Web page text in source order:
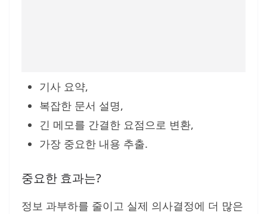
기사 요약,
복잡한 문서 설명,
긴 메모를 간결한 요점으로 변환,
가장 중요한 내용 추출.
중요한 효과는?
정보 과부하를 줄이고 실제 의사결정에 더 많은